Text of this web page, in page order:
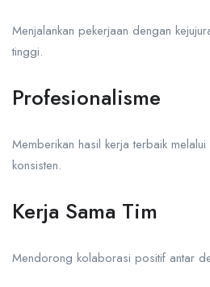
Menjalankan pekerjaan dengan
tinggi.
Profesionalisme
Memberikan hasil kerja terbaik
konsisten.
Kerja Sama Tim
Mendorong kolaborasi positif antar